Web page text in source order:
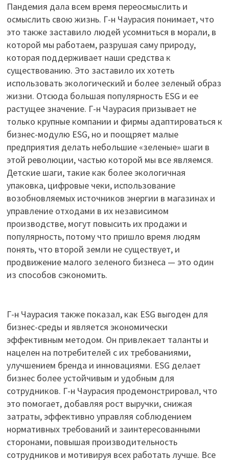
Пандемия дала всем время переосмыслить и
осмыслить свою жизнь. Г-н Чаурасия понимает, что
это также заставило людей усомниться в морали, в
которой мы работаем, разрушая саму природу,
которая поддерживает наши средства к
существованию. Это заставило их хотеть
использовать экологический и более зеленый образ
жизни. Отсюда большая популярность ESG и ее
растущее значение. Г-н Чаурасия призывает не
только крупные компании и фирмы адаптироваться к
бизнес-модулю ESG, но и поощряет малые
предприятия делать небольшие «зеленые» шаги в
этой революции, частью которой мы все являемся.
Детские шаги, такие как более экологичная
упаковка, цифровые чеки, использование
возобновляемых источников энергии в магазинах и
управление отходами в их независимом
производстве, могут повысить их продажи и
популярность, потому что пришло время людям
понять, что второй земли не существует, и
продвижение малого зеленого бизнеса — это один
из способов сэкономить.
Г-н Чаурасия также показал, как ESG выгоден для
бизнес-среды и является экономически
эффективным методом. Он привлекает таланты и
нацелен на потребителей с их требованиями,
улучшением бренда и инновациями. ESG делает
бизнес более устойчивым и удобным для
сотрудников. Г-н Чаурасия продемонстрировал, что
это помогает, добавляя рост выручки, снижая
затраты, эффективно управляя соблюдением
нормативных требований и заинтересованными
сторонами, повышая производительность
сотрудников и мотивируя всех работать лучше. Все